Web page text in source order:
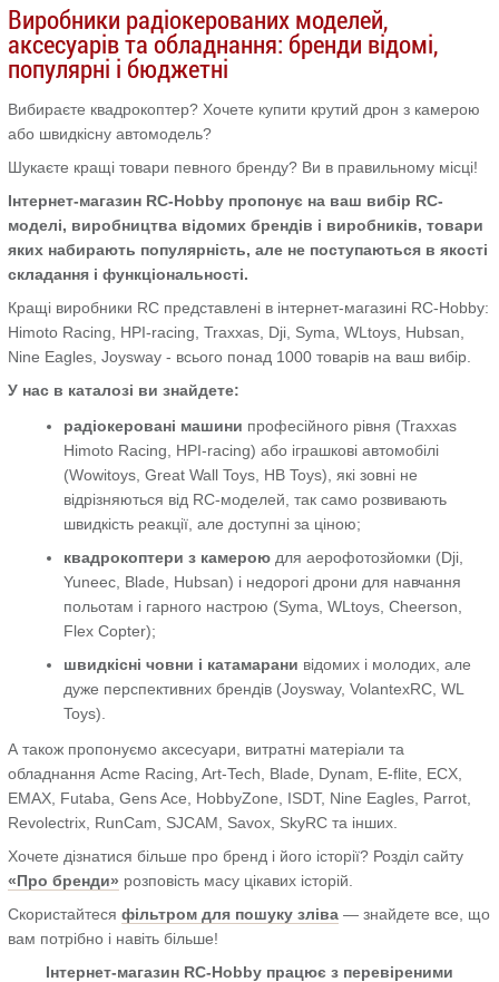
Виробники радіокерованих моделей,
аксесуарів та обладнання: бренди відомі,
популярні і бюджетні
Вибираєте квадрокоптер? Хочете купити крутий дрон з камерою
або швидкісну автомодель?
Шукаєте кращі товари певного бренду? Ви в правильному місці!
Інтернет-магазин RC-Hobby пропонує на ваш вибір RC-
моделі, виробництва відомих брендів і виробників, товари
яких набирають популярність, але не поступаються в якості
складання і функціональності.
Кращі виробники RC представлені в інтернет-магазині RC-Hobby:
Himoto Racing, HPI-racing, Traxxas, Dji, Syma, WLtoys, Hubsan,
Nine Eagles, Joysway - всього понад 1000 товарів на ваш вибір.
У нас в каталозі ви знайдете:
радіокеровані машини професійного рівня (Traxxas
Himoto Racing, HPI-racing) або іграшкові автомобілі
(Wowitoys, Great Wall Toys, HB Toys), які зовні не
відрізняються від RC-моделей, так само розвивають
швидкість реакції, але доступні за ціною;
квадрокоптери з камерою для аерофотозйомки (Dji,
Yuneec, Blade, Hubsan) і недорогі дрони для навчання
польотам і гарного настрою (Syma, WLtoys, Cheerson,
Flex Copter);
швидкісні човни і катамарани відомих і молодих, але
дуже перспективних брендів (Joysway, VolantexRC, WL
Toys).
А також пропонуємо аксесуари, витратні матеріали та
обладнання Acme Racing, Art-Tech, Blade, Dynam, E-flite, ECX,
EMAX, Futaba, Gens Ace, HobbyZone, ISDT, Nine Eagles, Parrot,
Revolectrix, RunCam, SJCAM, Savox, SkyRC та інших.
Хочете дізнатися більше про бренд і його історії? Розділ сайту
«Про бренди» розповість масу цікавих історій.
Скористайтеся фільтром для пошуку зліва — знайдете все, що
вам потрібно і навіть більше!
Інтернет-магазин RC-Hobby працює з перевіреними